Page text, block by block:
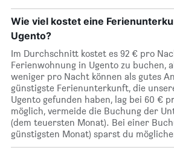
Wie viel kostet eine
Ugento?
Im Durchschnitt kostet es 92 € pro
Ferienwohnung in Ugento zu buchen,
weniger pro Nacht können als gutes
günstigste Ferienunterkunft, die
Ugento gefunden haben, lag bei 60 €
möglich, vermeide die Buchung der
(dem teuersten Monat). Bei einer
günstigsten Monat) sparst du